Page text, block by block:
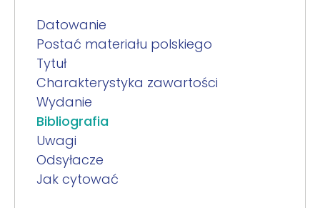
Datowanie
Postać materiału polskiego
Tytuł
Charakterystyka zawartości
Wydanie
Bibliografia
Uwagi
Odsyłacze
Jak cytować